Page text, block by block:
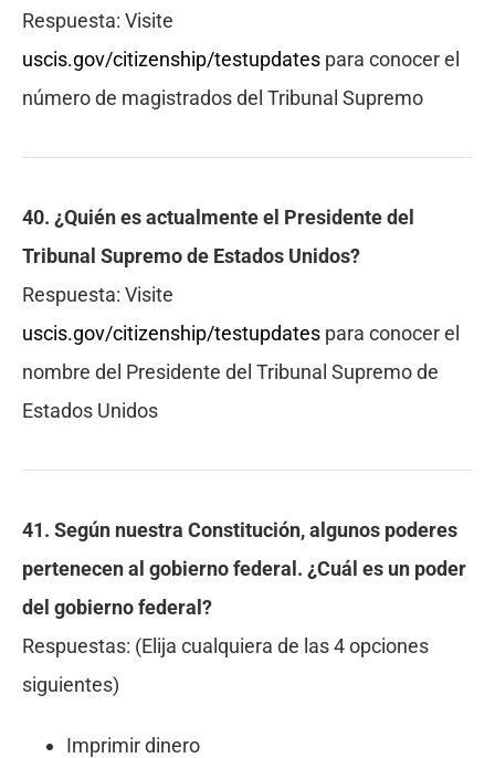
Respuesta: Visite
uscis.gov/citizenship/testupdates para conocer el
número de magistrados del Tribunal Supremo
40. ¿Quién es actualmente el Presidente del
Tribunal Supremo de Estados Unidos?
Respuesta: Visite
uscis.gov/citizenship/testupdates para conocer el
nombre del Presidente del Tribunal Supremo de
Estados Unidos
41. Según nuestra Constitución, algunos poderes
pertenecen al gobierno federal. ¿Cuál es un poder
del gobierno federal?
Respuestas: (Elija cualquiera de las 4 opciones
siguientes)
Imprimir dinero